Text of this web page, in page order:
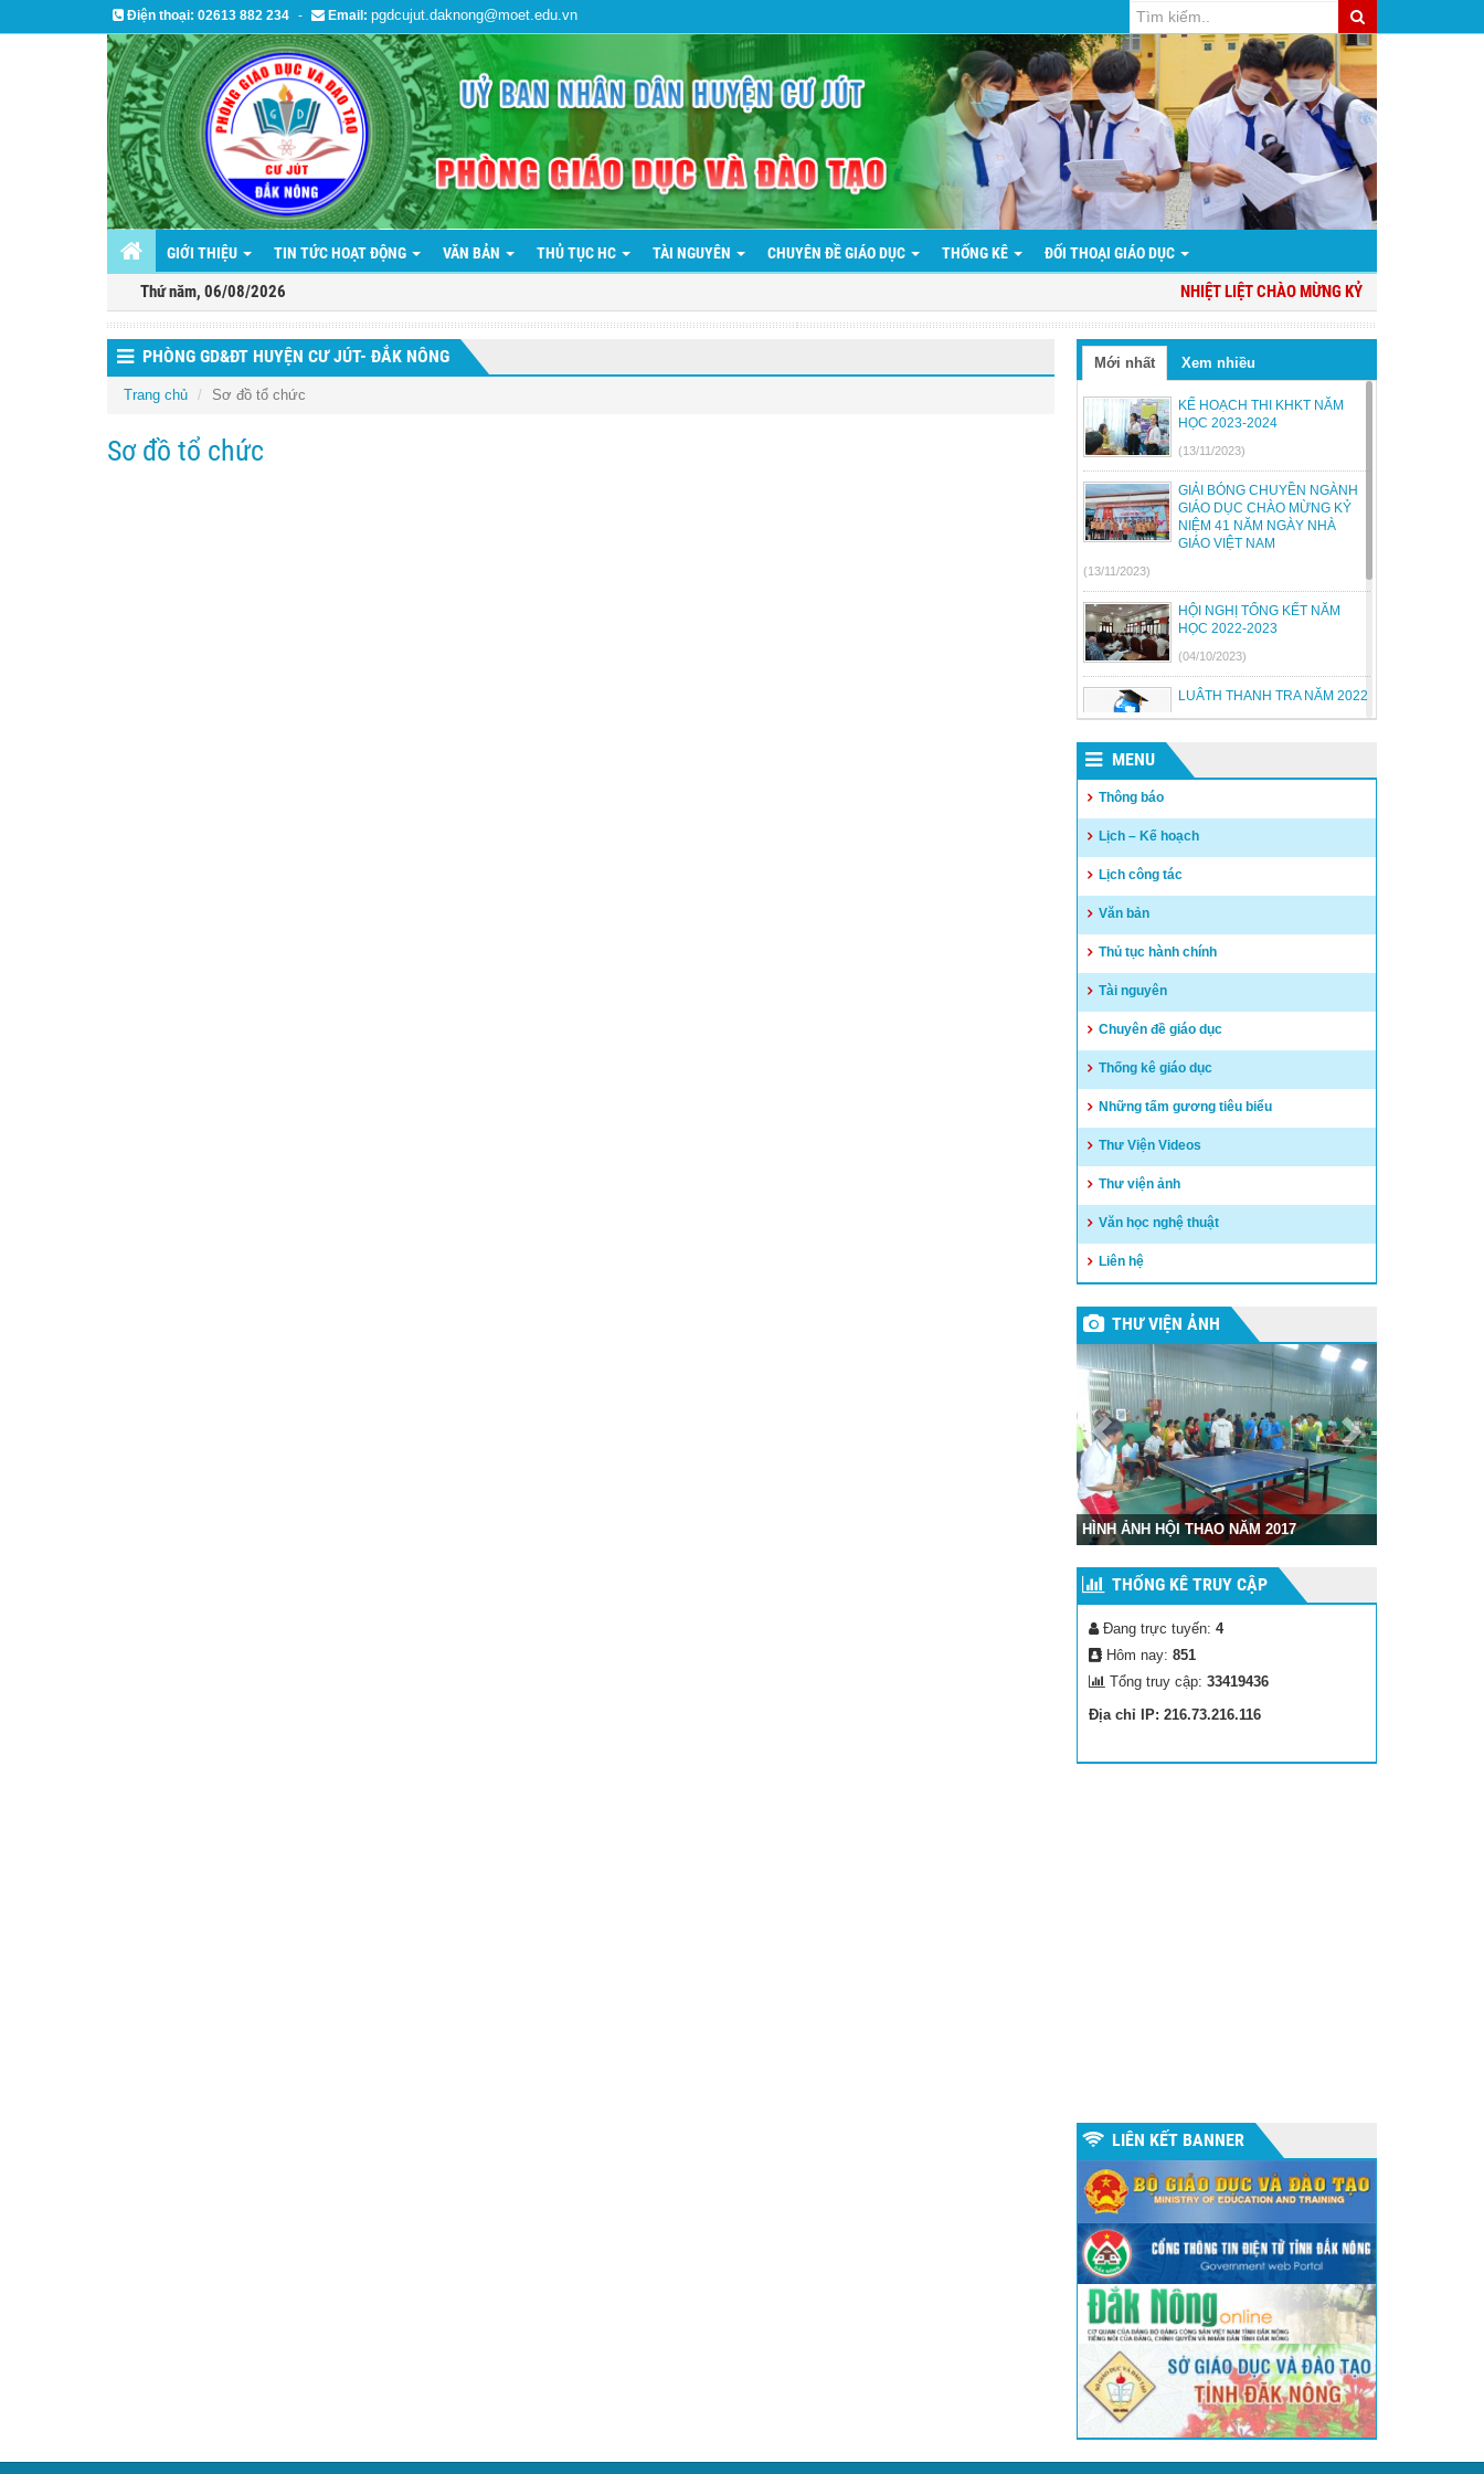
Điện thoại: 02613 882 234 - Email: pgdcujut.daknong@moet.edu.vn
GIỚI THIỆU TIN TỨC HOẠT ĐỘNG VĂN BẢN THỦ TỤC HC TÀI NGUYÊN CHUYÊN ĐỀ GIÁO DỤC THỐNG KÊ ĐỐI THOẠI GIÁO DỤC
Thứ năm, 06/08/2026 NHIỆT LIỆT CHÀO MỪNG KỶ NIỆM 94 NĂM
PHÒNG GD&ĐT HUYỆN CƯ JÚT- ĐẮK NÔNG
Trang chủ Sơ đồ tổ chức
Sơ đồ tổ chức
Mới nhất Xem nhiều
KẾ HOẠCH THI KHKT NĂM
HỌC 2023-2024
(13/11/2023)
GIẢI BÓNG CHUYỀN NGÀNH
GIÁO DỤC CHÀO MỪNG KỶ
NIỆM 41 NĂM NGÀY NHÀ
GIÁO VIỆT NAM
(13/11/2023)
HỘI NGHỊ TỔNG KẾT NĂM
HỌC 2022-2023
(04/10/2023)
LUÂTH THANH TRA NĂM 2022
(18/07/2023)
BỘ GIÁO DỤC VÀ ĐÀO TẠO
(26/06/2023)
Quyết định công khai quyết
toán thu chi NSNN năm 2022
MENU
Thông báo
Lịch – Kế hoạch
Lịch công tác
Văn bản
Thủ tục hành chính
Tài nguyên
Chuyên đề giáo dục
Thống kê giáo dục
Những tấm gương tiêu biểu
Thư Viện Videos
Thư viện ảnh
Văn học nghệ thuật
Liên hệ
THƯ VIỆN ẢNH
HÌNH ẢNH HỘI THAO NĂM 2017
THỐNG KÊ TRUY CẬP
Đang trực tuyến: 4
Hôm nay: 851
Tổng truy cập: 33419436
Địa chỉ IP: 216.73.216.116
LIÊN KẾT BANNER